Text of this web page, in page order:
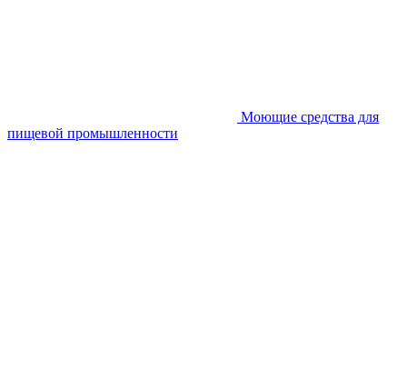
Моющие средства для
пищевой промышленности